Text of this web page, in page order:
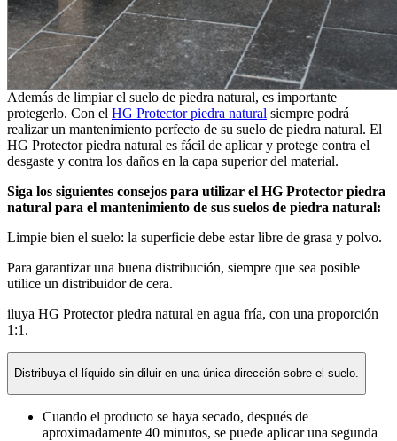
Además de limpiar el suelo de piedra natural, es importante
protegerlo. Con el HG Protector piedra natural siempre podrá
realizar un mantenimiento perfecto de su suelo de piedra natural. El
HG Protector piedra natural es fácil de aplicar y protege contra el
desgaste y contra los daños en la capa superior del material.
Siga los siguientes consejos para utilizar el HG Protector piedra
natural para el mantenimiento de sus suelos de piedra natural:
Limpie bien el suelo: la superficie debe estar libre de grasa y polvo.
Para garantizar una buena distribución, siempre que sea posible
utilice un distribuidor de cera.
iluya HG Protector piedra natural en agua fría, con una proporción
1:1.
Distribuya el líquido sin diluir en una única dirección sobre el suelo.
Cuando el producto se haya secado, después de
aproximadamente 40 minutos, se puede aplicar una segunda